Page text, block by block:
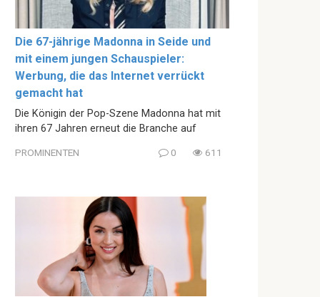
Die 67-jährige Madonna in Seide und
mit einem jungen Schauspieler:
Werbung, die das Internet verrückt
gemacht hat
Die Königin der Pop-Szene Madonna hat mit
ihren 67 Jahren erneut die Branche auf
PROMINENTEN 0 611